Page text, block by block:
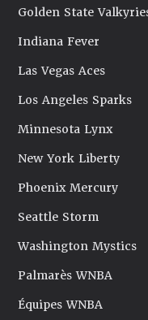
Golden State
Indiana Fever
Las Vegas Aces
Los Angeles Sparks
Minnesota Lynx
New York Liberty
Phoenix Mercury
Seattle Storm
Washington Mystics
Palmarès WNBA
Équipes WNBA